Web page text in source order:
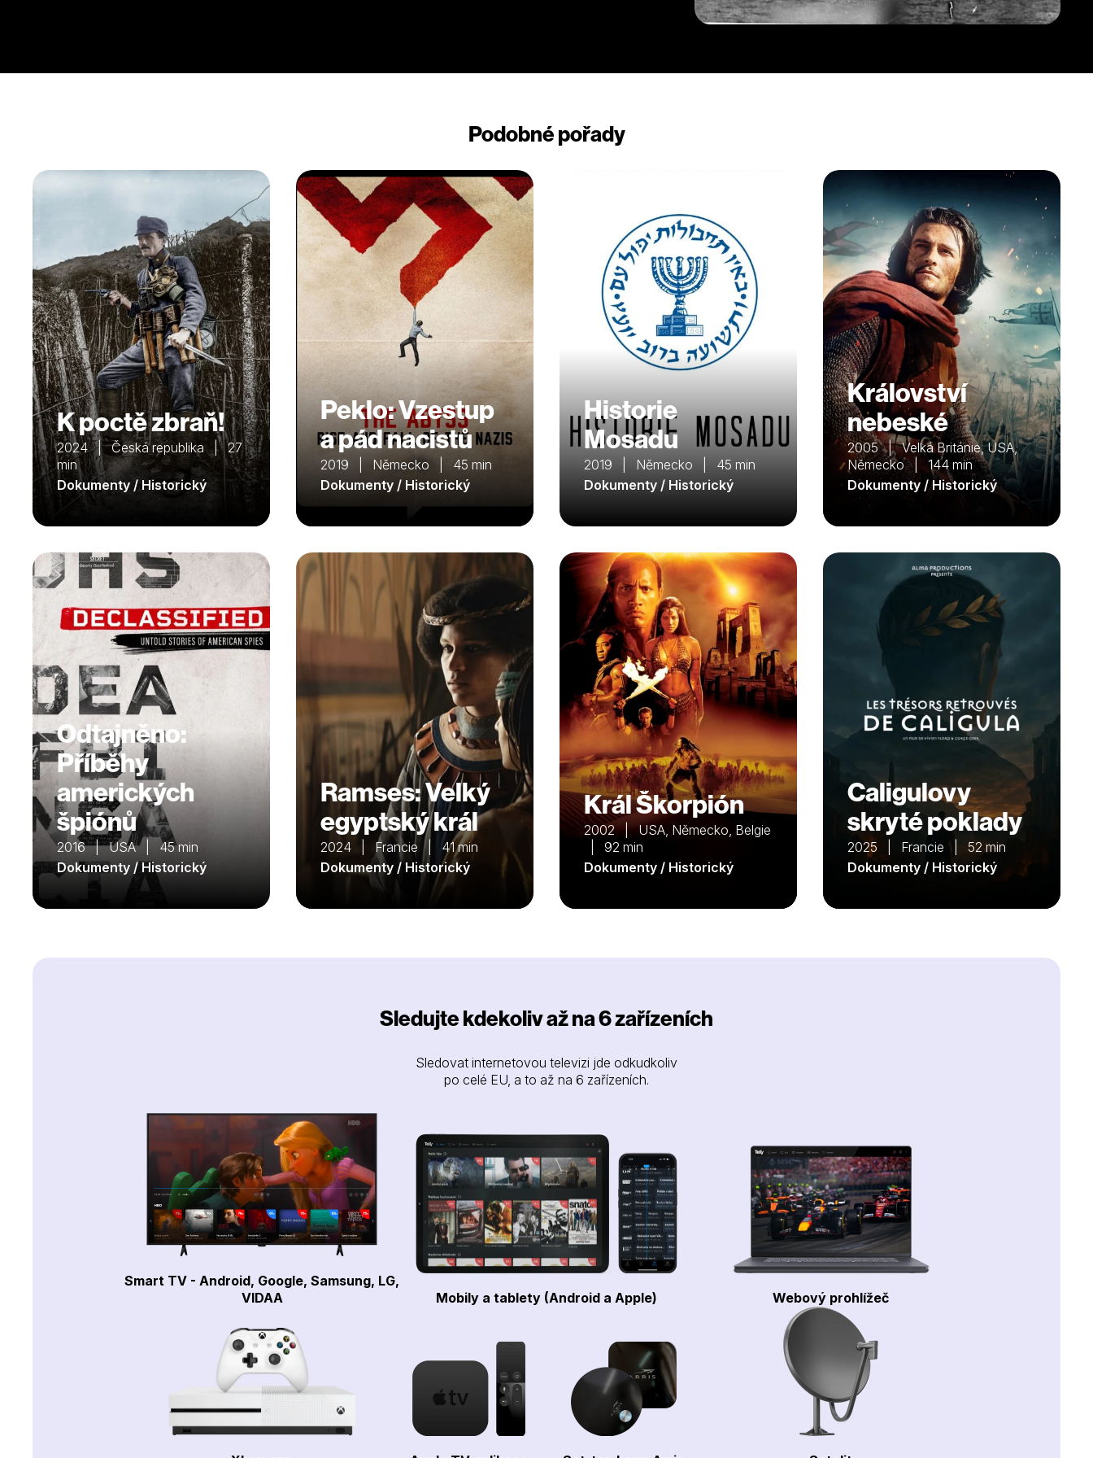
Podobné pořady
K poctě zbraň!
2024 | Česká republika | 27
min
Dokumenty / Historický
Peklo: Vzestup
a pád nacistů
2019 | Německo | 45 min
Dokumenty / Historický
Historie
Mosadu
2019 | Německo | 45 min
Dokumenty / Historický
Království
nebeské
2005 | Velká Británie, USA,
Německo | 144 min
Dokumenty / Historický
Odtajněno:
Příběhy
amerických
špiónů
2016 | USA | 45 min
Dokumenty / Historický
Ramses: Velký
egyptský král
2024 | Francie | 41 min
Dokumenty / Historický
Král Škorpión
2002 | USA, Německo, Belgie
| 92 min
Dokumenty / Historický
Caligulovy
skryté poklady
2025 | Francie | 52 min
Dokumenty / Historický
Sledujte kdekoliv až na 6 zařízeních
Sledovat internetovou televizi jde odkudkoliv
po celé EU, a to až na 6 zařízeních.
Smart TV - Android, Google, Samsung, LG,
VIDAA
Mobily a tablety (Android a Apple) Webový prohlížeč